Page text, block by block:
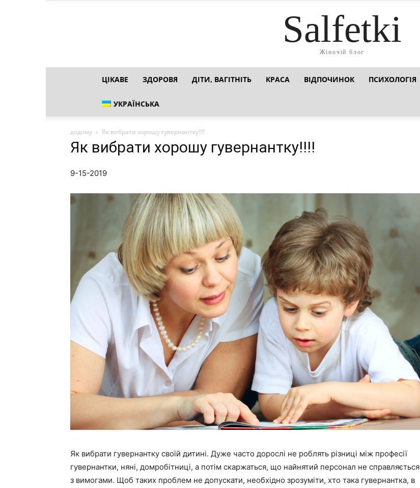
Salfetki
Жіночій блог
ЦІКАВЕ ЗДОРОВЯ ДІТИ, ВАГІТНІТЬ КРАСА ВІДПОЧИНОК ПСИХОЛОГІЯ
УКРАЇНСЬКА
додому Як вибрати хорошу гувернантку!!!!
Як вибрати хорошу гувернантку!!!!
9-15-2019
Як вибрати гувернантку своїй дитині. Дуже часто дорослі не роблять різниці між професії
гувернантки, няні, домробітниці, а потім скаржаться, що найнятий персонал не справляється
з вимогами. Щоб таких проблем не допускати, необхідно зрозуміти, хто така гувернантка, в